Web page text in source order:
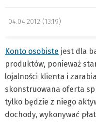
04.04.2012 (13:19)
Konto osobiste jest dla
produktów, ponieważ
lojalności klienta i
skonstruowana oferta
tylko będzie z niego
dochody, wykonywać